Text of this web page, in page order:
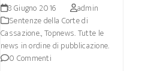
8 Giugno 2016
admin
Sentenze della Corte di
Cassazione.,Topnews. Tutte le
news in ordine di pubblicazione.
0 Commenti